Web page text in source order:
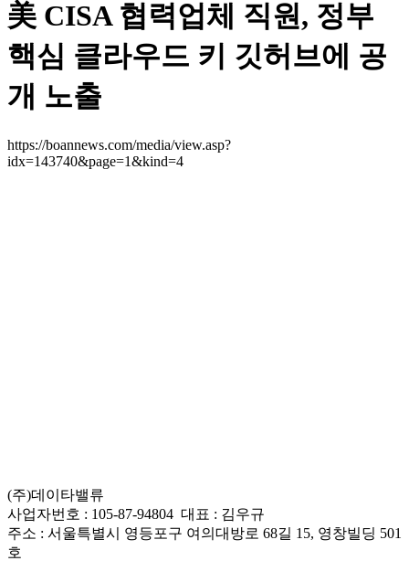
美 CISA 협력업체 직원, 정부
핵심 클라우드 키 깃허브에 공
개 노출
https://boannews.com/media/view.asp?
idx=143740&page=1&kind=4
(주)데이타밸류
사업자번호 : 105-87-94804 대표 : 김우규
주소 : 서울특별시 영등포구 여의대방로 68길 15, 영창빌딩 501
호